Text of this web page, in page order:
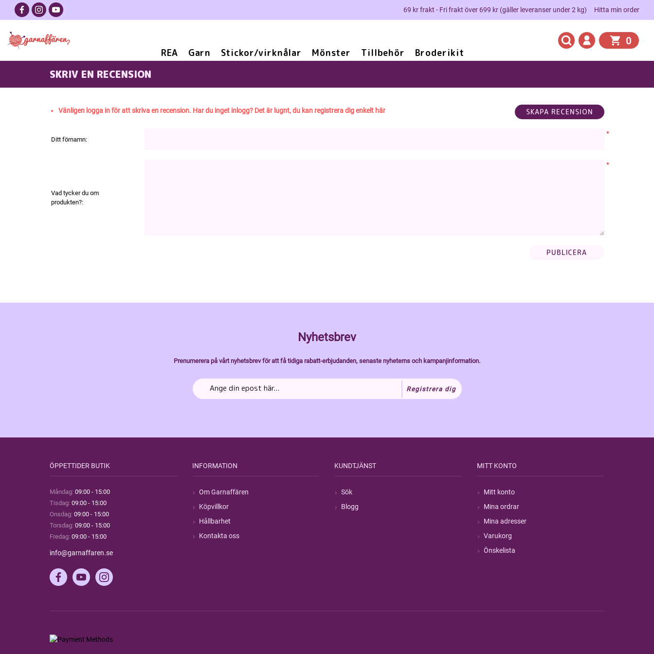
69 kr frakt - Fri frakt över 699 kr (gäller leveranser under 2 kg) Hitta min order
REA Garn Stickor/virknålar Mönster Tillbehör Broderikit
0
SKRIV EN RECENSION
Vänligen logga in för att skriva en recension. Har du inget inlogg? Det är lugnt, du kan registrera dig enkelt här
Ditt förnamn:
*
Vad tycker du om
produkten?:
*
Nyhetsbrev
Prenumerera på vårt nyhetsbrev för att få tidiga rabatt-erbjudanden, senaste nyheterns och kampanjinformation.
Registrera dig
ÖPPETTIDER BUTIK
Måndag: 09:00 - 15:00
Tisdag: 09:00 - 15:00
Onsdag: 09:00 - 15:00
Torsdag: 09:00 - 15:00
Fredag: 09:00 - 15:00
info@garnaffaren.se
INFORMATION
Om Garnaffären
Köpvillkor
Hållbarhet
Kontakta oss
KUNDTJÄNST
Sök
Blogg
MITT KONTO
Mitt konto
Mina ordrar
Mina adresser
Varukorg
Önskelista